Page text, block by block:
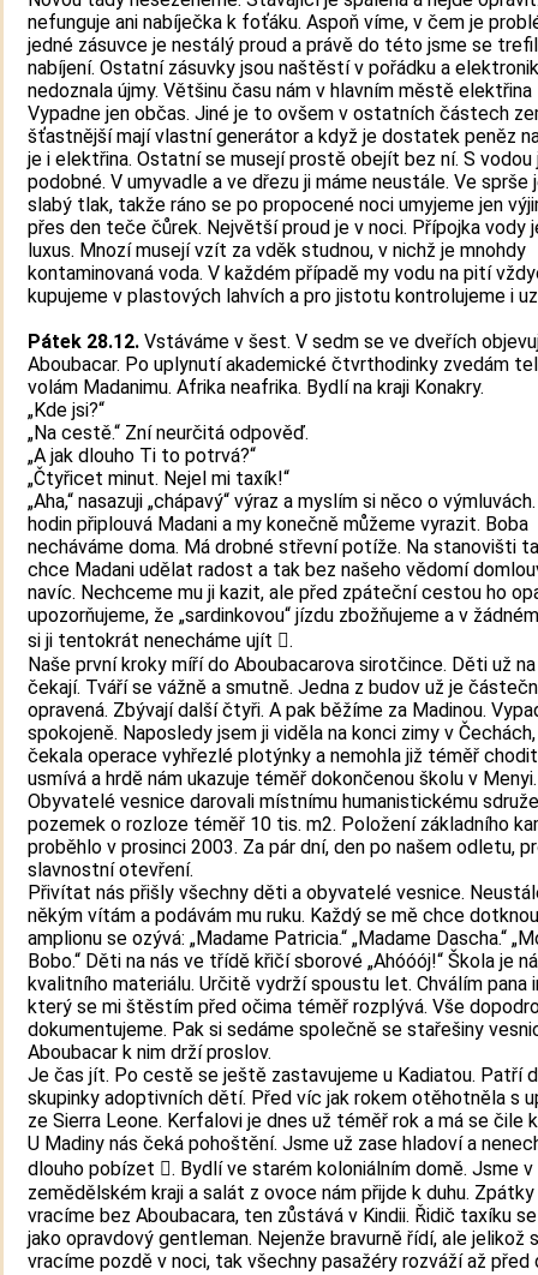
nefunguje ani nabíječka k foťáku. Aspoň víme, v čem je
jedné zásuvce je nestálý proud a právě do této jsme se
nabíjení. Ostatní zásuvky jsou naštěstí v pořádku a
nedoznala újmy. Většinu času nám v hlavním městě elektřina
Vypadne jen občas. Jiné je to ovšem v ostatních částech
šťastnější mají vlastní generátor a když je dostatek peněz
je i elektřina. Ostatní se musejí prostě obejít bez ní. S
podobné. V umyvadle a ve dřezu ji máme neustále. Ve sprše
slabý tlak, takže ráno se po propocené noci umyjeme jen
přes den teče čůrek. Největší proud je v noci. Přípojka vody
luxus. Mnozí musejí vzít za vděk studnou, v nichž je mnohdy
kontaminovaná voda. V každém případě my vodu na pití
kupujeme v plastových lahvích a pro jistotu kontrolujeme i
Pátek 28.12. Vstáváme v šest. V sedm se ve dveřích
Aboubacar. Po uplynutí akademické čtvrthodinky zvedám
volám Madanimu. Afrika neafrika. Bydlí na kraji Konakry.
„Kde jsi?“
„Na cestě.“ Zní neurčitá odpověď.
„A jak dlouho Ti to potrvá?“
„Čtyřicet minut. Nejel mi taxík!“
„Aha,“ nasazuji „chápavý“ výraz a myslím si něco o
hodin připlouvá Madani a my konečně můžeme vyrazit. Boba
necháváme doma. Má drobné střevní potíže. Na stanovišti
chce Madani udělat radost a tak bez našeho vědomí
navíc. Nechceme mu ji kazit, ale před zpáteční cestou ho
upozorňujeme, že „sardinkovou“ jízdu zbožňujeme a v
si ji tentokrát nenecháme ujít .
Naše první kroky míří do Aboubacarova sirotčince. Děti už
čekají. Tváří se vážně a smutně. Jedna z budov už je
opravená. Zbývají další čtyři. A pak běžíme za Madinou.
spokojeně. Naposledy jsem ji viděla na konci zimy v
čekala operace vyhřezlé plotýnky a nemohla již téměř
usmívá a hrdě nám ukazuje téměř dokončenou školu v Menyi.
Obyvatelé vesnice darovali místnímu humanistickému
pozemek o rozloze téměř 10 tis. m2. Položení základního
proběhlo v prosinci 2003. Za pár dní, den po našem odletu,
slavnostní otevření.
Přivítat nás přišly všechny děti a obyvatelé vesnice.
někým vítám a podávám mu ruku. Každý se mě chce
amplionu se ozývá: „Madame Patricia.“ „Madame Dascha.“
Bobo.“ Děti na nás ve třídě křičí sborové „Ahóóój!“ Škola je
kvalitního materiálu. Určitě vydrží spoustu let. Chválím pana
který se mi štěstím před očima téměř rozplývá. Vše
dokumentujeme. Pak si sedáme společně se stařešiny
Aboubacar k nim drží proslov.
Je čas jít. Po cestě se ještě zastavujeme u Kadiatou. Patří
skupinky adoptivních dětí. Před víc jak rokem otěhotněla s
ze Sierra Leone. Kerfalovi je dnes už téměř rok a má se čile
U Madiny nás čeká pohoštění. Jsme už zase hladoví a
dlouho pobízet . Bydlí ve starém koloniálním domě. Jsme v
zemědělském kraji a salát z ovoce nám přijde k duhu.
vracíme bez Aboubacara, ten zůstává v Kindii. Řidič taxíku
jako opravdový gentleman. Nejenže bravurně řídí, ale jelikož
vracíme pozdě v noci, tak všechny pasažéry rozváží až před